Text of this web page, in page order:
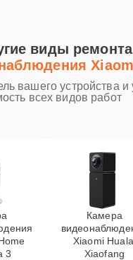
виды ремонта
вашего устройства и
всех видов работ
3
Камера
Xiaomi
Xiaofang